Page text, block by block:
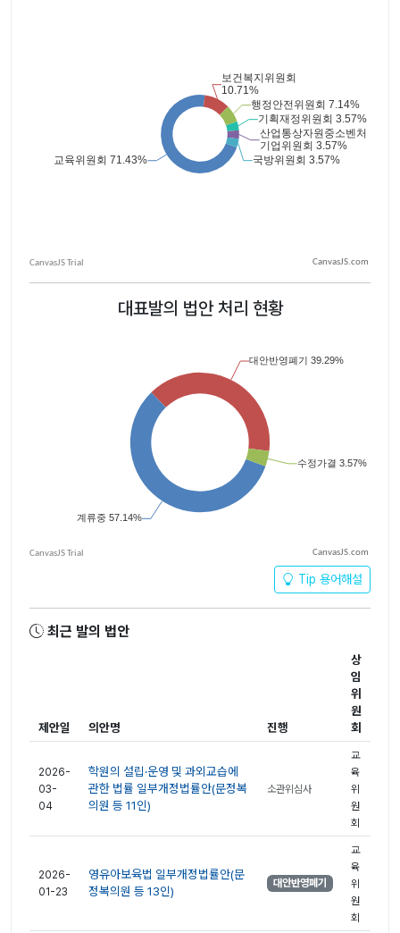
CanvasJS.com
대표발의 법안 처리 현황
CanvasJS.com
Tip 용어해설
최근 발의 법안
제안일 의안명 진행
상
임
위
원
회
2026-
03-
04
학원의 설립·운영 및 과외교습에
관한 법률 일부개정법률안(문정복
의원 등 11인)
소관위심사
교
육
위
원
회
2026-
01-23
영유아보육법 일부개정법률안(문
정복의원 등 13인)
대안반영폐기
교
육
위
원
회